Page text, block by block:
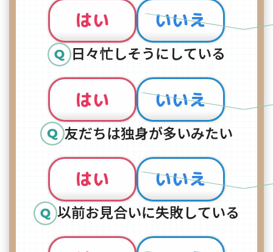
はい いいえ
日々忙しそうにしている
はい いいえ
友だちは独身が多いみたい
はい いいえ
以前お見合いに失敗している